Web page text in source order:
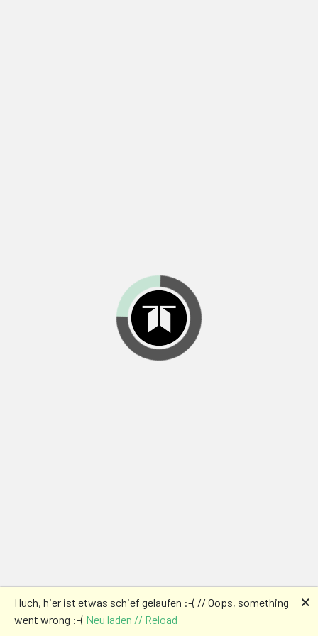
Huch, hier ist etwas schief gelaufen :-( // Oops, something
went wrong :-( Neu laden // Reload
🗙